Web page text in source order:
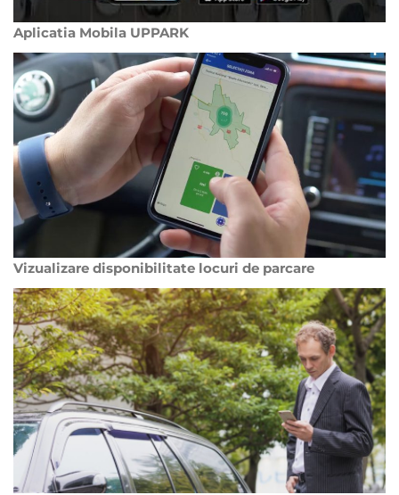
Aplicatia Mobila UPPARK
Vizualizare disponibilitate locuri de parcare